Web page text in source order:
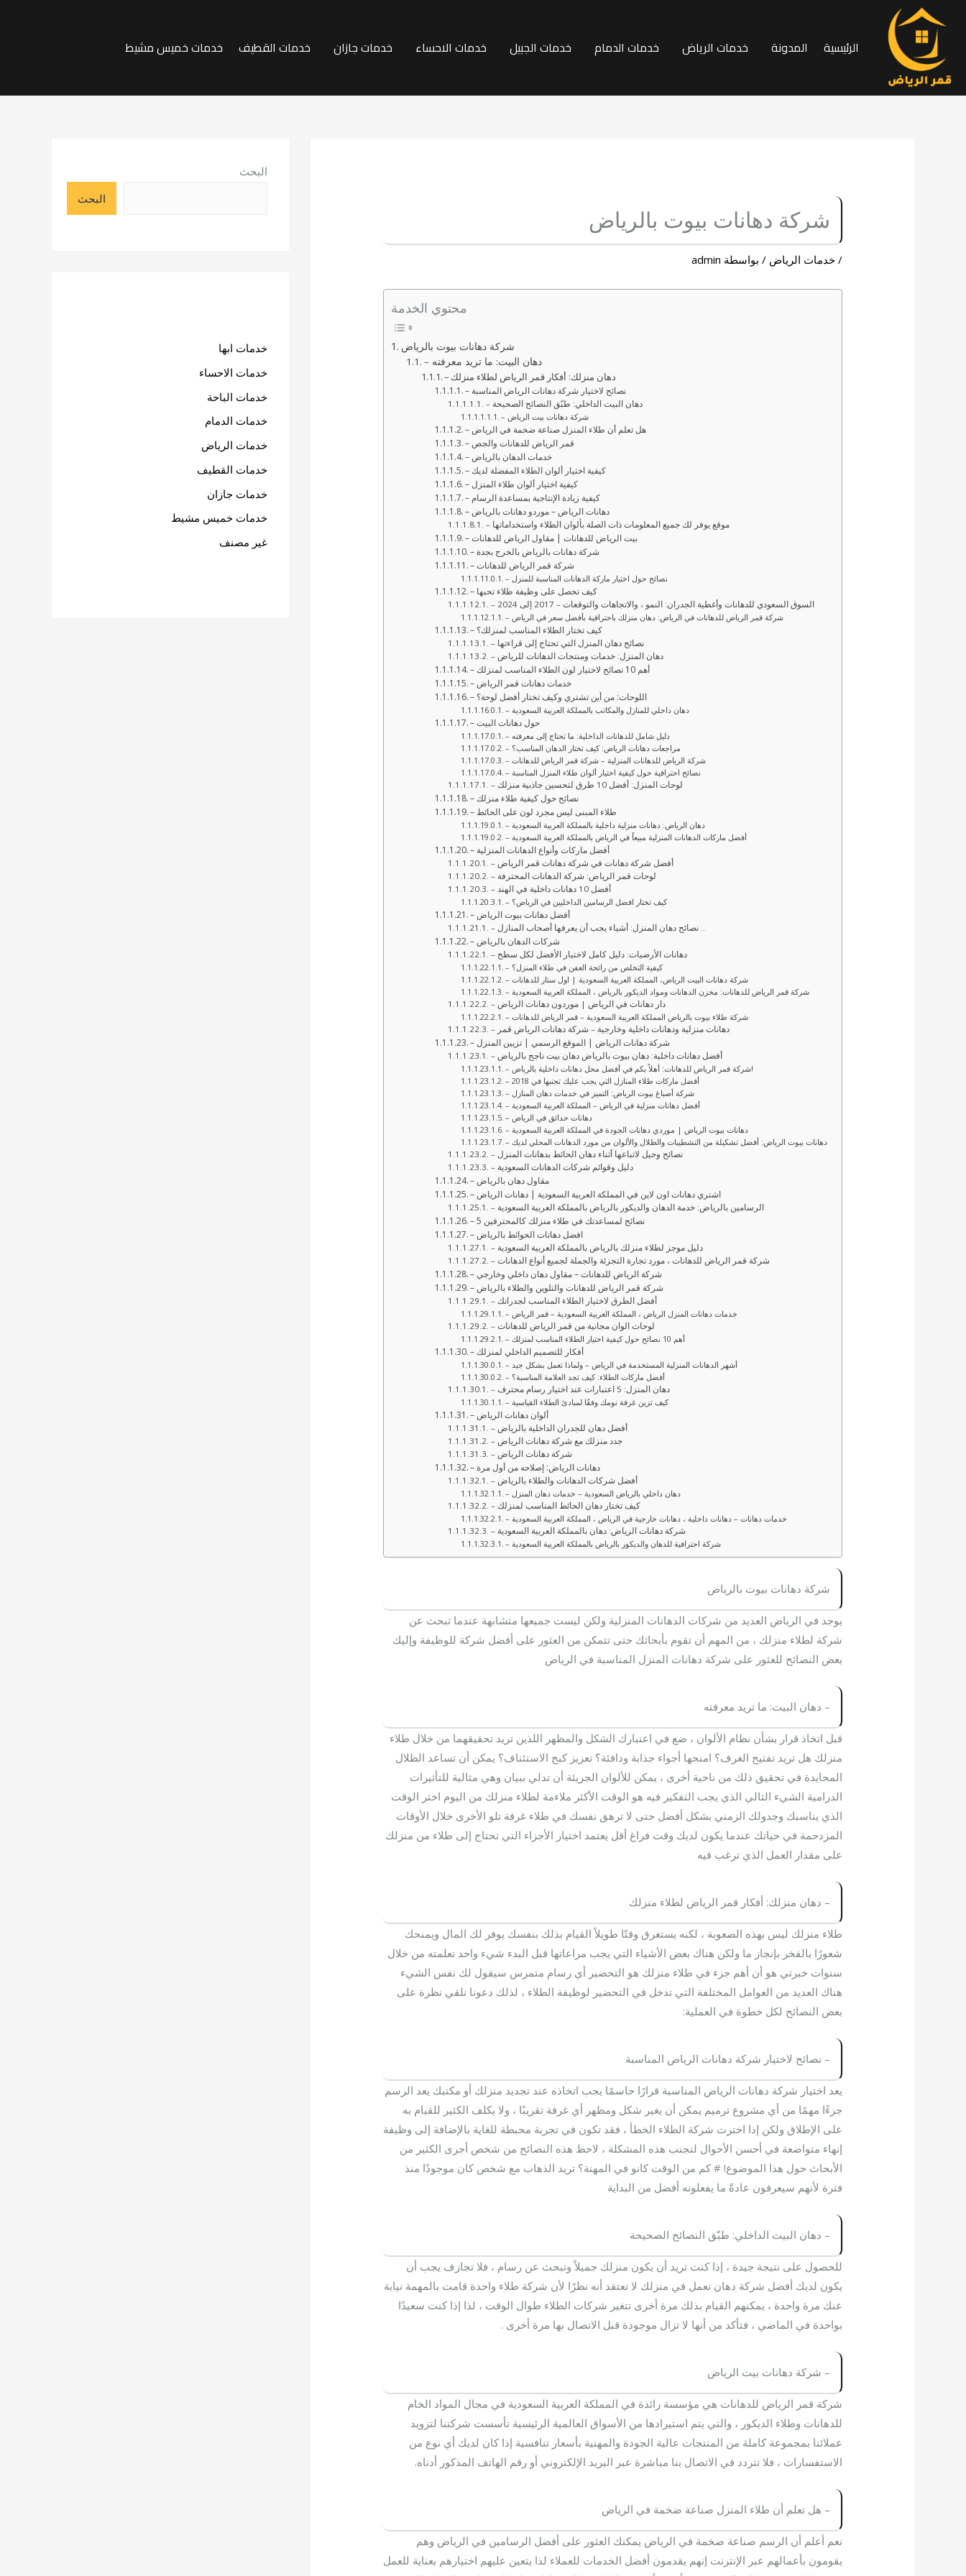
المحتوى
الرئيسية المدونة خدمات الرياض خدمات الدمام خدمات الجبيل خدمات الاحساء خدمات جازان خدمات القطيف خدمات خميس مشيط
شركة دهانات بيوت بالرياض
/خدمات الرياض / بواسطة admin
محتوي الخدمة
شركة دهانات بيوت بالرياض
– دهان البيت: ما تريد معرفته
– دهان منزلك: أفكار قمر الرياض لطلاء منزلك
– نصائح لاختيار شركة دهانات الرياض المناسبة
– دهان البيت الداخلي: طبّق النصائح الصحيحة
– شركة دهانات بيت الرياض
– هل تعلم أن طلاء المنزل صناعة ضخمة في الرياض
– قمر الرياض للدهانات والجص
– خدمات الدهان بالرياض
– كيفية اختيار ألوان الطلاء المفضلة لديك
– كيفية اختيار ألوان طلاء المنزل
– كيفية زيادة الإنتاجية بمساعدة الرسام
– دهانات الرياض – موردو دهانات بالرياض
– موقع يوفر لك جميع المعلومات ذات الصلة بألوان الطلاء واستخداماتها
– بيت الرياض للدهانات | مقاول الرياض للدهانات
– شركة دهانات بالرياض بالخرج بجدة
– شركة قمر الرياض للدهانات
– نصائح حول اختيار ماركة الدهانات المناسبة للمنزل
– كيف تحصل على وظيفة طلاء تحبها
– السوق السعودي للدهانات وأغطية الجدران: النمو ، والاتجاهات والتوقعات – 2017 إلى 2024
– شركة قمر الرياض للدهانات في الرياض: دهان منزلك باحترافية بأفضل سعر في الرياض
– كيف تختار الطلاء المناسب لمنزلك؟
– نصائح دهان المنزل التي تحتاج إلى قراءتها
– دهان المنزل: خدمات ومنتجات الدهانات للرياض
– أهم 10 نصائح لاختيار لون الطلاء المناسب لمنزلك
– خدمات دهانات قمر الرياض
– اللوحات: من أين تشتري وكيف تختار أفضل لوحة؟
– دهان داخلي للمنازل والمكاتب بالمملكة العربية السعودية
– حول دهانات البيت
– دليل شامل للدهانات الداخلية: ما تحتاج إلى معرفته
– مراجعات دهانات الرياض: كيف تختار الدهان المناسب؟
– شركة الرياض للدهانات المنزلية – شركة قمر الرياض للدهانات
– نصائح احترافية حول كيفية اختيار ألوان طلاء المنزل المناسبة
– لوحات المنزل: أفضل 10 طرق لتحسين جاذبية منزلك
– نصائح حول كيفية طلاء منزلك
– طلاء المبنى ليس مجرد لون على الحائط
– دهان الرياض: دهانات منزلية داخلية بالمملكة العربية السعودية
– أفضل ماركات الدهانات المنزلية مبيعاً في الرياض بالمملكة العربية السعودية
– أفضل ماركات وأنواع الدهانات المنزلية
– أفضل شركة دهانات في شركة دهانات قمر الرياض
– لوحات قمر الرياض: شركة الدهانات المحترفة
– أفضل 10 دهانات داخلية في الهند
– كيف تختار افضل الرسامين الداخليين في الرياض؟
– أفضل دهانات بيوت الرياض
– نصائح دهان المنزل: أشياء يجب أن يعرفها أصحاب المنازل ..
– شركات الدهان بالرياض
– دهانات الأرضيات: دليل كامل لاختيار الأفضل لكل سطح
– كيفية التخلص من رائحة العفن في طلاء المنزل؟
– شركة دهانات البيت الرياض، المملكة العربية السعودية | اول ستار للدهانات
– شركة قمر الرياض للدهانات: مخزن الدهانات ومواد الديكور بالرياض ، المملكة العربية السعودية
– دار دهانات في الرياض | موردون دهانات الرياض
– شركة طلاء بيوت بالرياض المملكة العربية السعودية – قمر الرياض للدهانات
– دهانات منزلية ودهانات داخلية وخارجية – شركة دهانات الرياض قمر
– شركة دهانات الرياض | الموقع الرسمي | تزيين المنزل
– أفضل دهانات داخلية: دهان بيوت بالرياض دهان بيت ناجح بالرياض
– شركة قمر الرياض للدهانات: أهلاً بكم في أفضل محل دهانات داخلية بالرياض!
– أفضل ماركات طلاء المنازل التي يجب عليك تجنبها في 2018
– شركة أصباغ بيوت الرياض: التميز في خدمات دهان المنازل
– أفضل دهانات منزلية في الرياض – المملكة العربية السعودية
– دهانات حدائق في الرياض
– دهانات بيوت الرياض | موردي دهانات الجودة في المملكة العربية السعودية
– دهانات بيوت الرياض: أفضل تشكيلة من التشطيبات والظلال والألوان من مورد الدهانات المحلي لديك
– نصائح وحيل لاتباعها أثناء دهان الحائط بدهانات المنزل
– دليل وقوائم شركات الدهانات السعودية
– مقاول دهان بالرياض
– اشتري دهانات اون لاين في المملكة العربية السعودية | دهانات الرياض
– الرسامين بالرياض: خدمة الدهان والديكور بالرياض بالمملكة العربية السعودية
– 5 نصائح لمساعدتك في طلاء منزلك كالمحترفين
– افضل دهانات الحوائط بالرياض
– دليل موجز لطلاء منزلك بالرياض بالمملكة العربية السعودية
– شركة قمر الرياض للدهانات ، مورد تجارة التجزئة والجملة لجميع أنواع الدهانات
– شركة الرياض للدهانات – مقاول دهان داخلي وخارجي
– شركة قمر الرياض للدهانات والتلوين والطلاء بالرياض
– أفضل الطرق لاختيار الطلاء المناسب لجدرانك
– خدمات دهانات المنزل الرياض ، المملكة العربية السعودية – قمر الرياض
– لوحات الوان مجانية من قمر الرياض للدهانات
– أهم 10 نصائح حول كيفية اختيار الطلاء المناسب لمنزلك
– أفكار للتصميم الداخلي لمنزلك
– أشهر الدهانات المنزلية المستخدمة في الرياض – ولماذا تعمل بشكل جيد
– أفضل ماركات الطلاء: كيف تجد العلامة المناسبة؟
– دهان المنزل: 5 اعتبارات عند اختيار رسام محترف
– كيف تزين غرفة نومك وفقًا لمبادئ الطلاء القياسية
– ألوان دهانات الرياض
– أفضل دهان للجدران الداخلية بالرياض
– جدد منزلك مع شركة دهانات الرياض
– شركة دهانات الرياض
– دهانات الرياض: إصلاحه من أول مرة
– أفضل شركات الدهانات والطلاء بالرياض
– دهان داخلي بالرياض السعودية – خدمات دهان المنزل
– كيف تختار دهان الحائط المناسب لمنزلك
– خدمات دهانات – دهانات داخلية ، دهانات خارجية في الرياض ، المملكة العربية السعودية
– شركة دهانات الرياض: دهان بالمملكة العربية السعودية
– شركة احترافية للدهان والديكور بالرياض بالمملكة العربية السعودية
شركة دهانات بيوت بالرياض
يوجد في الرياض العديد من شركات الدهانات المنزلية ولكن ليست جميعها متشابهة عندما تبحث عن
شركة لطلاء منزلك ، من المهم أن تقوم بأبحاثك حتى تتمكن من العثور على أفضل شركة للوظيفة وإليك
بعض النصائح للعثور على شركة دهانات المنزل المناسبة في الرياض
– دهان البيت: ما تريد معرفته
قبل اتخاذ قرار بشأن نظام الألوان ، ضع في اعتبارك الشكل والمظهر اللذين تريد تحقيقهما من خلال طلاء
منزلك هل تريد تفتيح الغرف؟ امنحها أجواء جذابة ودافئة؟ تعزيز كبح الاستئناف؟ يمكن أن تساعد الظلال
المحايدة في تحقيق ذلك من ناحية أخرى ، يمكن للألوان الجريئة أن تدلي ببيان وهي مثالية للتأثيرات
الدرامية الشيء التالي الذي يجب التفكير فيه هو الوقت الأكثر ملاءمة لطلاء منزلك من اليوم اختر الوقت
الذي يناسبك وجدولك الزمني بشكل أفضل حتى لا ترهق نفسك في طلاء غرفة تلو الأخرى خلال الأوقات
المزدحمة في حياتك عندما يكون لديك وقت فراغ أقل يعتمد اختيار الأجزاء التي تحتاج إلى طلاء من منزلك
على مقدار العمل الذي ترغب فيه
– دهان منزلك: أفكار قمر الرياض لطلاء منزلك
طلاء منزلك ليس بهذه الصعوبة ، لكنه يستغرق وقتًا طويلاً القيام بذلك بنفسك يوفر لك المال ويمنحك
شعورًا بالفخر بإنجاز ما ولكن هناك بعض الأشياء التي يجب مراعاتها قبل البدء شيء واحد تعلمته من خلال
سنوات خبرتي هو أن أهم جزء في طلاء منزلك هو التحضير أي رسام متمرس سيقول لك نفس الشيء
هناك العديد من العوامل المختلفة التي تدخل في التحضير لوظيفة الطلاء ، لذلك دعونا نلقي نظرة على
بعض النصائح لكل خطوة في العملية:
– نصائح لاختيار شركة دهانات الرياض المناسبة
يعد اختيار شركة دهانات الرياض المناسبة قرارًا حاسمًا يجب اتخاذه عند تجديد منزلك أو مكتبك يعد الرسم
جزءًا مهمًا من أي مشروع ترميم يمكن أن يغير شكل ومظهر أي غرفة تقريبًا ، ولا يكلف الكثير للقيام به
على الإطلاق ولكن إذا اخترت شركة الطلاء الخطأ ، فقد تكون في تجربة محبطة للغاية بالإضافة إلى وظيفة
إنهاء متواضعة في أحسن الأحوال لتجنب هذه المشكلة ، لاحظ هذه النصائح من شخص أجرى الكثير من
الأبحاث حول هذا الموضوع! # كم من الوقت كانو في المهنة؟ تريد الذهاب مع شخص كان موجودًا منذ
فترة لأنهم سيعرفون عادةً ما يفعلونه أفضل من البداية
– دهان البيت الداخلي: طبّق النصائح الصحيحة
للحصول على نتيجة جيدة ، إذا كنت تريد أن يكون منزلك جميلاً وتبحث عن رسام ، فلا تجازف يجب أن
يكون لديك أفضل شركة دهان تعمل في منزلك لا تعتقد أنه نظرًا لأن شركة طلاء واحدة قامت بالمهمة نيابة
عنك مرة واحدة ، يمكنهم القيام بذلك مرة أخرى تتغير شركات الطلاء طوال الوقت ، لذا إذا كنت سعيدًا
بواحدة في الماضي ، فتأكد من أنها لا تزال موجودة قبل الاتصال بها مرة أخرى .
– شركة دهانات بيت الرياض
شركة قمر الرياض للدهانات هي مؤسسة رائدة في المملكة العربية السعودية في مجال المواد الخام
للدهانات وطلاء الديكور ، والتي يتم استيرادها من الأسواق العالمية الرئيسية تأسست شركتنا لتزويد
عملائنا بمجموعة كاملة من المنتجات عالية الجودة والمهنية بأسعار تنافسية إذا كان لديك أي نوع من
الاستفسارات ، فلا تتردد في الاتصال بنا مباشرة عبر البريد الإلكتروني أو رقم الهاتف المذكور أدناه.
– هل تعلم أن طلاء المنزل صناعة ضخمة في الرياض
نعم أعلم أن الرسم صناعة ضخمة في الرياض يمكنك العثور على أفضل الرسامين في الرياض وهم
يقومون بأعمالهم عبر الإنترنت إنهم يقدمون أفضل الخدمات للعملاء لذا يتعين عليهم اختيارهم بعناية للعمل
البحث
البحث
خدمات ابها
خدمات الاحساء
خدمات الباحة
خدمات الدمام
خدمات الرياض
خدمات القطيف
خدمات جازان
خدمات خميس مشيط
غير مصنف